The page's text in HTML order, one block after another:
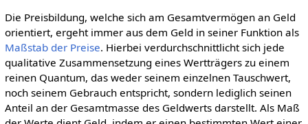
Die Preisbildung, welche sich am Gesamtvermögen an Geld
orientiert, ergeht immer aus dem Geld in seiner Funktion als
Maßstab der Preise. Hierbei verdurchschnittlicht sich jede
qualitative Zusammensetzung eines Wertträgers zu einem
reinen Quantum, das weder seinem einzelnen Tauschwert,
noch seinem Gebrauch entspricht, sondern lediglich seinen
Anteil an der Gesamtmasse des Geldwerts darstellt. Als Maß